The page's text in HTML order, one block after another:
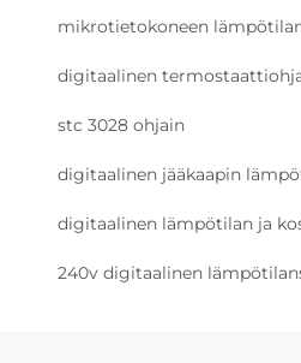
mikrotietokoneen
digitaalinen
stc 3028 ohjain
digitaalinen jääkaapin
digitaalinen lämpötilan ja
240v digitaalinen